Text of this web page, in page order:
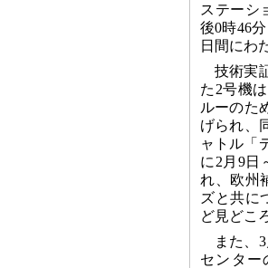
ステーシ
後0時46
日間にわ
技術実
た2号機
ルーのた
げられ、
ャトル「
に2月9日
れ、欧州
ズと共に
ど見どこ
また、
センター